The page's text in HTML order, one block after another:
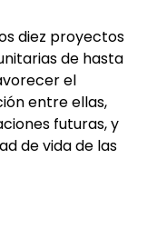
diez proyectos
de hasta
el
entre ellas,
futuras, y
de vida de las